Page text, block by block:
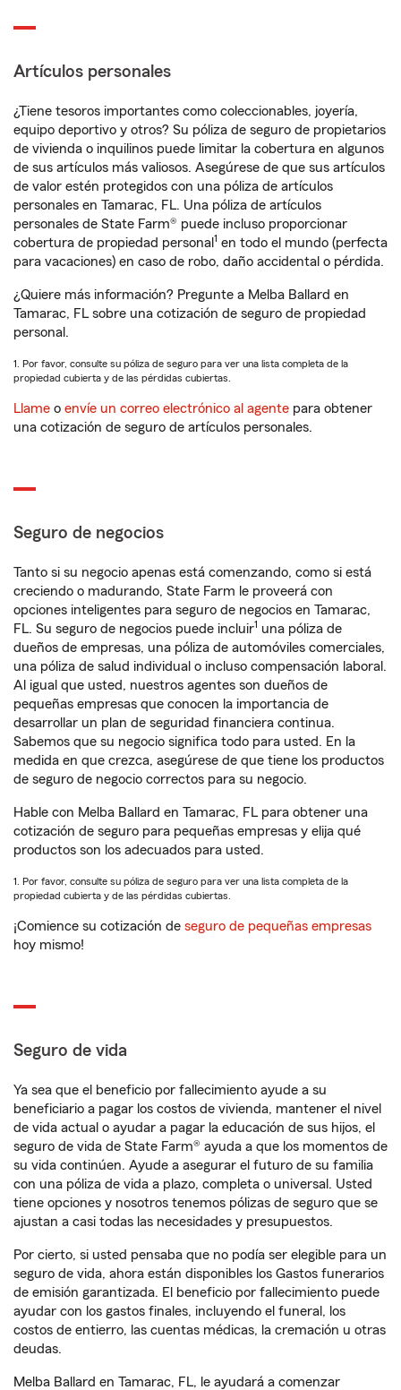
Artículos personales
¿Tiene tesoros importantes como coleccionables, joyería,
equipo deportivo y otros? Su póliza de seguro de propietarios
de vivienda o inquilinos puede limitar la cobertura en algunos
de sus artículos más valiosos. Asegúrese de que sus artículos
de valor estén protegidos con una póliza de artículos
personales en Tamarac, FL. Una póliza de artículos
personales de State Farm® puede incluso proporcionar
cobertura de propiedad personal 1 en todo el mundo (perfecta
para vacaciones) en caso de robo, daño accidental o pérdida.
¿Quiere más información? Pregunte a Melba Ballard en
Tamarac, FL sobre una cotización de seguro de propiedad
personal.
1. Por favor, consulte su póliza de seguro para ver una lista completa de la
propiedad cubierta y de las pérdidas cubiertas.
Llame o envíe un correo electrónico al agente para obtener
una cotización de seguro de artículos personales.
Seguro de negocios
Tanto si su negocio apenas está comenzando, como si está
creciendo o madurando, State Farm le proveerá con
opciones inteligentes para seguro de negocios en Tamarac,
FL. Su seguro de negocios puede incluir1 una póliza de
dueños de empresas, una póliza de automóviles comerciales,
una póliza de salud individual o incluso compensación laboral.
Al igual que usted, nuestros agentes son dueños de
pequeñas empresas que conocen la importancia de
desarrollar un plan de seguridad financiera continua.
Sabemos que su negocio significa todo para usted. En la
medida en que crezca, asegúrese de que tiene los productos
de seguro de negocio correctos para su negocio.
Hable con Melba Ballard en Tamarac, FL para obtener una
cotización de seguro para pequeñas empresas y elija qué
productos son los adecuados para usted.
1. Por favor, consulte su póliza de seguro para ver una lista completa de la
propiedad cubierta y de las pérdidas cubiertas.
¡Comience su cotización de seguro de pequeñas empresas
hoy mismo!
Seguro de vida
Ya sea que el beneficio por fallecimiento ayude a su
beneficiario a pagar los costos de vivienda, mantener el nivel
de vida actual o ayudar a pagar la educación de sus hijos, el
seguro de vida de State Farm® ayuda a que los momentos de
su vida continúen. Ayude a asegurar el futuro de su familia
con una póliza de vida a plazo, completa o universal. Usted
tiene opciones y nosotros tenemos pólizas de seguro que se
ajustan a casi todas las necesidades y presupuestos.
Por cierto, si usted pensaba que no podía ser elegible para un
seguro de vida, ahora están disponibles los Gastos funerarios
de emisión garantizada. El beneficio por fallecimiento puede
ayudar con los gastos finales, incluyendo el funeral, los
costos de entierro, las cuentas médicas, la cremación u otras
deudas.
Melba Ballard en Tamarac, FL, le ayudará a comenzar